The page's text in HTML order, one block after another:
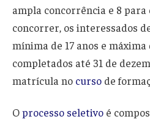
ampla concorrência e 8
concorrer, os interessados
mínima de 17 anos e máxima
completados até 31 de
matrícula no curso de
Oprocesso seletivo é